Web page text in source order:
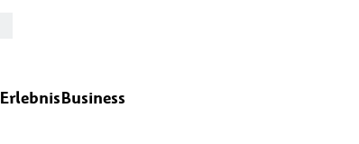
ErlebnisBusiness